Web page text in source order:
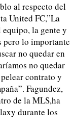
al respecto del
United FC,”La
la gente y
pero lo importante
no quedar en
no quedar
contrato y
Fagundez,
de la MLS,ha
durante los